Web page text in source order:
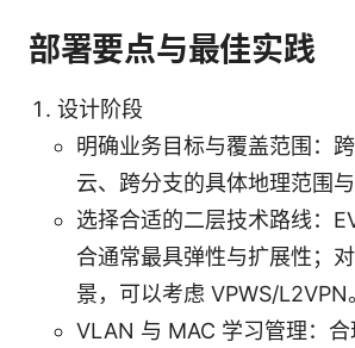
部署要点与最佳实践
设计阶段
明确业务目标与覆盖范围：
云、跨分支的具体地理范围与
选择合适的二层技术路线：
合通常最具弹性与扩展性；
景，可以考虑 VPWS/L2VPN
VLAN 与 MAC 学习管理：合